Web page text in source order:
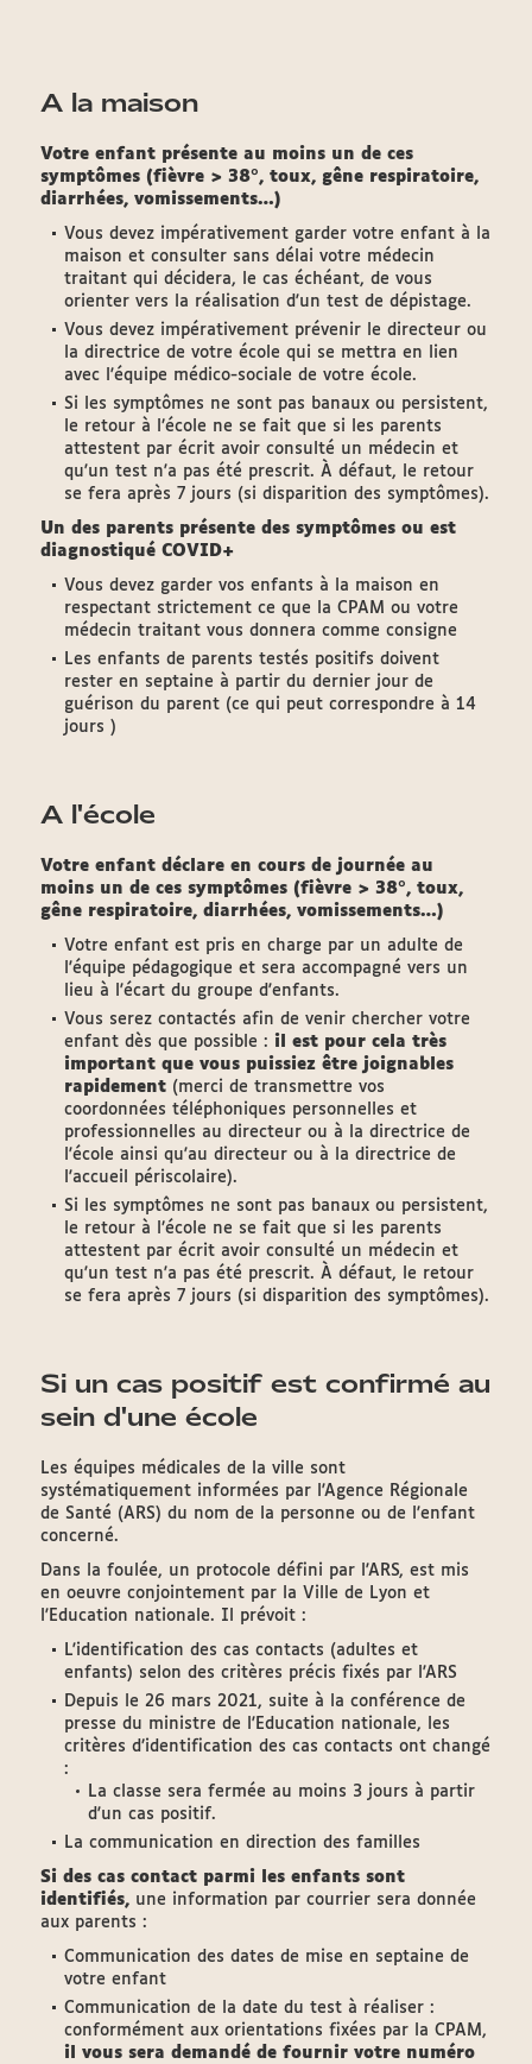
A la maison
Votre enfant présente au moins un de ces
symptômes (fièvre > 38°, toux, gêne respiratoire,
diarrhées, vomissements…)
Vous devez impérativement garder votre enfant à la
maison et consulter sans délai votre médecin
traitant qui décidera, le cas échéant, de vous
orienter vers la réalisation d'un test de dépistage.
Vous devez impérativement prévenir le directeur ou
la directrice de votre école qui se mettra en lien
avec l'équipe médico-sociale de votre école.
Si les symptômes ne sont pas banaux ou persistent,
le retour à l’école ne se fait que si les parents
attestent par écrit avoir consulté un médecin et
qu'un test n'a pas été prescrit. À défaut, le retour
se fera après 7 jours (si disparition des symptômes).
Un des parents présente des symptômes ou est
diagnostiqué COVID+
Vous devez garder vos enfants à la maison en
respectant strictement ce que la CPAM ou votre
médecin traitant vous donnera comme consigne
Les enfants de parents testés positifs doivent
rester en septaine à partir du dernier jour de
guérison du parent (ce qui peut correspondre à 14
jours )
A l'école
Votre enfant déclare en cours de journée au
moins un de ces symptômes (fièvre > 38°, toux,
gêne respiratoire, diarrhées, vomissements…)
Votre enfant est pris en charge par un adulte de
l'équipe pédagogique et sera accompagné vers un
lieu à l'écart du groupe d'enfants.
Vous serez contactés afin de venir chercher votre
enfant dès que possible : il est pour cela très
important que vous puissiez être joignables
rapidement (merci de transmettre vos
coordonnées téléphoniques personnelles et
professionnelles au directeur ou à la directrice de
l'école ainsi qu'au directeur ou à la directrice de
l'accueil périscolaire).
Si les symptômes ne sont pas banaux ou persistent,
le retour à l’école ne se fait que si les parents
attestent par écrit avoir consulté un médecin et
qu'un test n'a pas été prescrit. À défaut, le retour
se fera après 7 jours (si disparition des symptômes).
Si un cas positif est confirmé au
sein d'une école
Les équipes médicales de la ville sont
systématiquement informées par l'Agence Régionale
de Santé (ARS) du nom de la personne ou de l'enfant
concerné.
Dans la foulée, un protocole défini par l'ARS, est mis
en oeuvre conjointement par la Ville de Lyon et
l'Education nationale. Il prévoit :
L'identification des cas contacts (adultes et
enfants) selon des critères précis fixés par l'ARS
Depuis le 26 mars 2021, suite à la conférence de
presse du ministre de l'Education nationale, les
critères d’identification des cas contacts ont changé
:
La classe sera fermée au moins 3 jours à partir
d'un cas positif.
La communication en direction des familles
Si des cas contact parmi les enfants sont
identifiés, une information par courrier sera donnée
aux parents :
Communication des dates de mise en septaine de
votre enfant
Communication de la date du test à réaliser :
conformément aux orientations fixées par la CPAM,
il vous sera demandé de fournir votre numéro